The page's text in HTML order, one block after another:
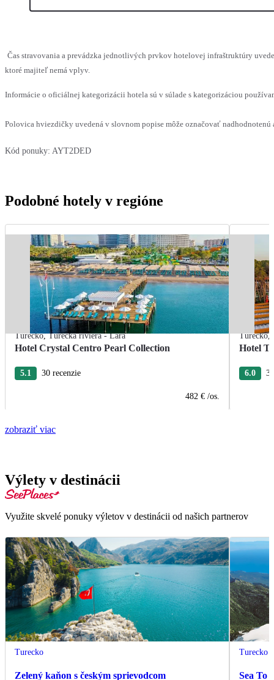
Čas stravovania a prevádzka jednotlivých prvkov hotelovej infraštruktúry
ktoré majiteľ nemá vplyv.
Informácie o oficiálnej kategorizácii hotela sú v súlade s kategorizáciou
Polovica hviezdičky uvedená v slovnom popise môže označovať
Kód ponuky: AYT2DED
Podobné hotely v regióne
Turecko,Turecká riviéra - Lara
Hotel Crystal Centro Pearl Collection
5.1 30 recenzie
482 € /os.
Turecko,
Hotel
6.0 3
zobraziť viac
Výlety v destinácii
Využite skvelé ponuky výletov v destinácii od našich partnerov
Turecko
Zelený kaňon s českým sprievodcom
Turecko
Sea To